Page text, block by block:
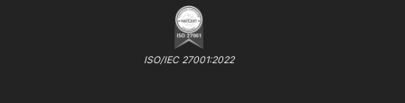
ISO/IEC 27001:2022